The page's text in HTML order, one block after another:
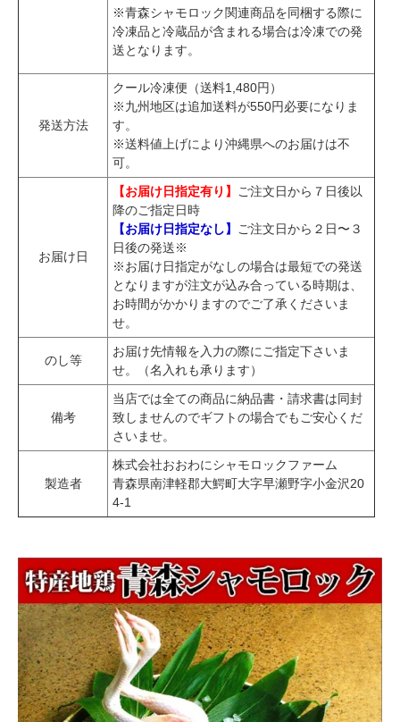
※青森シャモロック関連商品を同梱する際に
冷凍品と冷蔵品が含まれる場合は冷凍での発
送となります。
発送方法
クール冷凍便（送料1,480円）
※九州地区は追加送料が550円必要になりま
す。
※送料値上げにより沖縄県へのお届けは不
可。
お届け日
【お届け日指定有り】 ご注文日から７日後以
降のご指定日時
【お届け日指定なし】 ご注文日から２日〜３
日後の発送※
※お届け日指定がなしの場合は最短での発送
となりますが注文が込み合っている時期は、
お時間がかかりますのでご了承くださいま
せ。
のし等
お届け先情報を入力の際にご指定下さいま
せ。（名入れも承ります）
備考
当店では全ての商品に納品書・請求書は同封
致しませんのでギフトの場合でもご安心くだ
さいませ。
製造者
株式会社おおわにシャモロックファーム
青森県南津軽郡大鰐町大字早瀬野字小金沢20
4-1